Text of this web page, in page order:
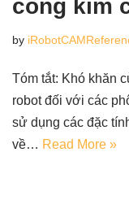
công kìm
by
Tóm tắt: Khó khăn
robot đối với các
sử dụng các đặc
về… Read More »